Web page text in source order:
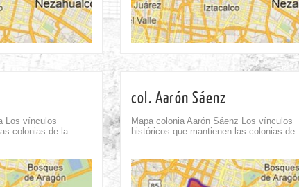
22nd Sep 11th Ago
Los vínculos
colonias de la...
col. Aarón Sáenz
Mapa colonia Aarón Sáenz Los vínculos
históricos que mantienen las colonias de...